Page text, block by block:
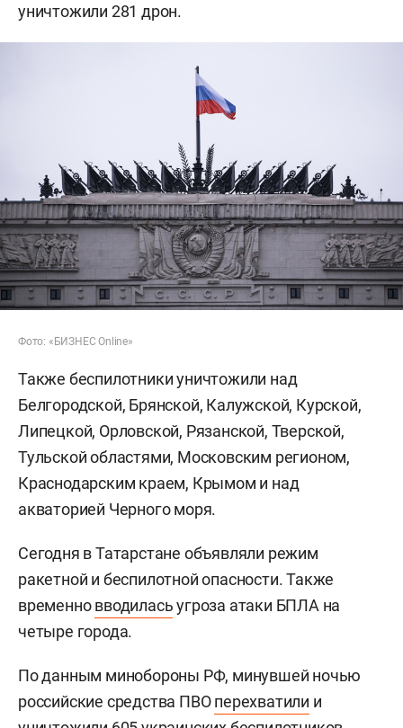
уничтожили 281 дрон.
Фото: «БИЗНЕС Online»
Также беспилотники уничтожили над
Белгородской, Брянской, Калужской, Курской,
Липецкой, Орловской, Рязанской, Тверской,
Тульской областями, Московским регионом,
Краснодарским краем, Крымом и над
акваторией Черного моря.
Сегодня в Татарстане объявляли режим
ракетной и беспилотной опасности. Также
временновводиласьугроза атаки БПЛА на
четыре города.
По данным минобороны РФ, минувшей ночью
российские средства ПВОперехватили и